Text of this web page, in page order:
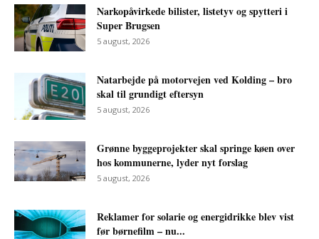
Narkopåvirkede bilister, listetyv og spytteri i
Super Brugsen
5 august, 2026
Natarbejde på motorvejen ved Kolding – bro
skal til grundigt eftersyn
5 august, 2026
Grønne byggeprojekter skal springe køen over
hos kommunerne, lyder nyt forslag
5 august, 2026
Reklamer for solarie og energidrikke blev vist
før børnefilm – nu...